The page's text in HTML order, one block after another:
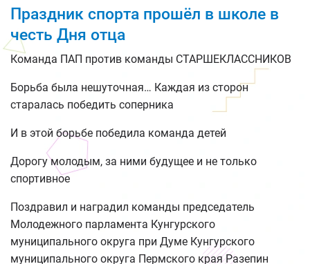
Праздник спорта прошёл в школе в
честь Дня отца
Команда ПАП против команды СТАРШЕКЛАССНИКОВ
Борьба была нешуточная… Каждая из сторон
старалась победить соперника
И в этой борьбе победила команда детей
Дорогу молодым, за ними будущее и не только
спортивное
Поздравил и наградил команды председатель
Молодежного парламента Кунгурского
муниципального округа при Думе Кунгурского
муниципального округа Пермского края Разепин